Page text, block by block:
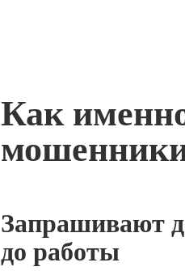
Как
Запрашивают
до работы